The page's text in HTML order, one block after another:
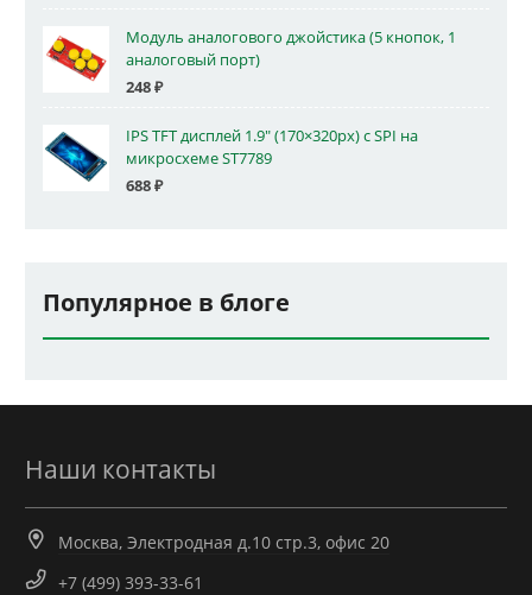
Модуль аналогового джойстика (5 кнопок, 1
аналоговый порт)
248₽
IPS TFT дисплей 1.9" (170×320px) с SPI на
микросхеме ST7789
688₽
Популярное в блоге
Наши контакты
Москва, Электродная д.10 стр.3, офис 20
+7 (499) 393-33-61